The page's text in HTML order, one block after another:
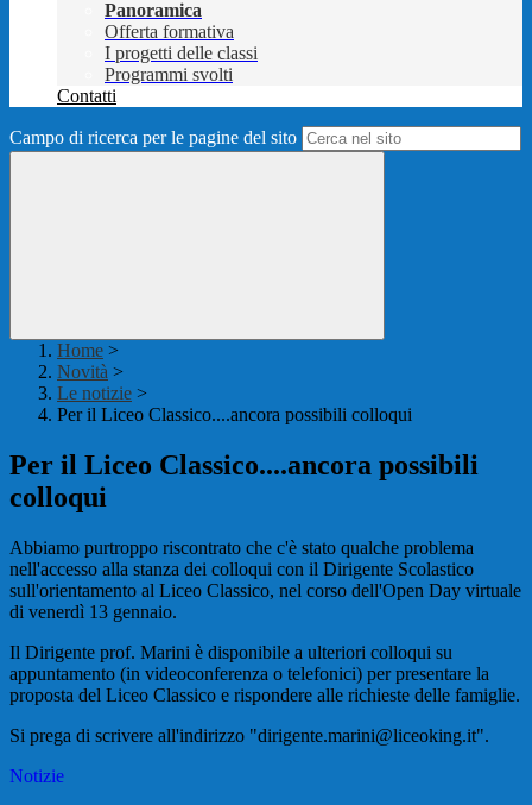
Panoramica
Offerta formativa
I progetti delle classi
Programmi svolti
Contatti
Campo di ricerca per le pagine del sito
Home >
Novità >
Le notizie >
Per il Liceo Classico....ancora possibili colloqui
Per il Liceo Classico....ancora possibili
colloqui
Abbiamo purtroppo riscontrato che c'è stato qualche problema
nell'accesso alla stanza dei colloqui con il Dirigente Scolastico
sull'orientamento al Liceo Classico, nel corso dell'Open Day virtuale
di venerdì 13 gennaio.
Il Dirigente prof. Marini è disponibile a ulteriori colloqui su
appuntamento (in videoconferenza o telefonici) per presentare la
proposta del Liceo Classico e rispondere alle richieste delle famiglie.
Si prega di scrivere all'indirizzo "dirigente.marini@liceoking.it".
Notizie